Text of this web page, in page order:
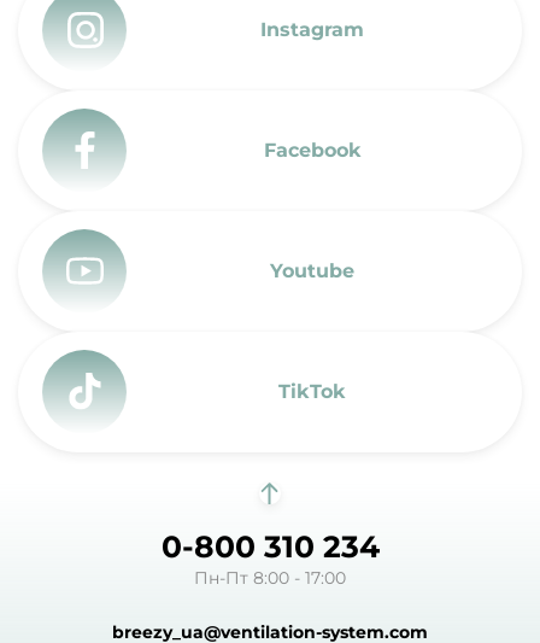
Instagram
Facebook
Youtube
TikTok
0-800 310 234
Пн-Пт 8:00 - 17:00
breezy_ua@ventilation-system.com